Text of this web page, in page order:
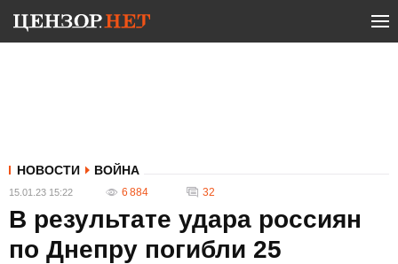
НОВОСТИ ВОЙНА
15.01.23 15:22 6 884 32
В результате удара россиян
по Днепру погибли 25